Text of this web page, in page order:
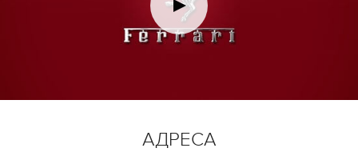
КОНДРАТЬЕВ
МИХАИЛ
Руководитель отдела
АДРЕСА